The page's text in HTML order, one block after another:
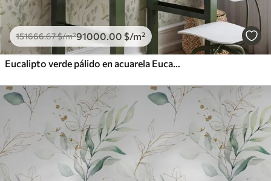
151666.67$/m²91000.00 $/m²
Eucalipto verde pálido en acuarela Eucalipto verde en acuarela con motivo botánico